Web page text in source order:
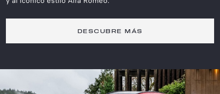
DESCUBRE MÁS